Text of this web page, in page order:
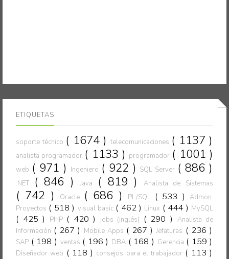
ETIQUETAS
soporte técnico ( 1674 ) telecomunicaciones ( 1137 )
analista programador ( 1133 ) programador ( 1001 )
web ( 971 ) Ingeniero ( 922 ) SQL Server ( 886 )
.NET ( 846 )Java ( 819 ) Analista de Sistemas
( 742 ) Oracle ( 686 ) PL/SQL ( 533 )Admon.
Proyectos ( 518 ) visual basic ( 462 ) Linux ( 444 ) MySQL
( 425 ) PHP ( 420 ) jobs (inglés) ( 290 )
Analista de
Información ( 267 ) Mobile Apps ( 267 )Jefaturas ( 236 )
SAP ( 198 ) ventas ( 196 ) DBA ( 168 ) Gerencia ( 159 )
Diseñador web ( 118 ) consejos para el trabajador ( 113 )